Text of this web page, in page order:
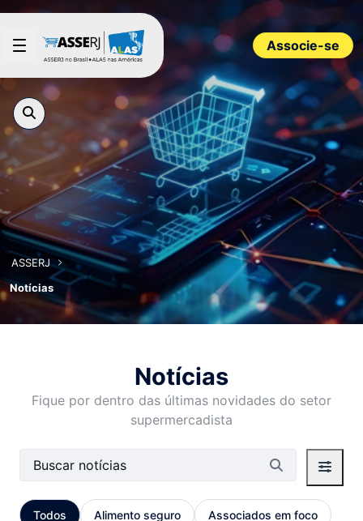
Pular para o Conteúdo principal
Associe-se
ASSERJ
Notícias
Notícias
Fique por dentro das últimas novidades do setor
supermercadista
Barra de busca
Todos Alimento seguro Associados em foco